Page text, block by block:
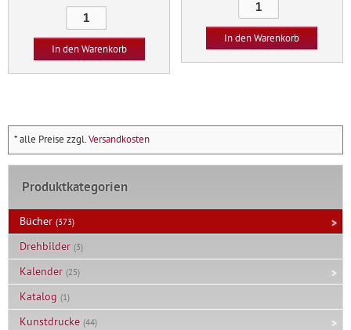
Arithmetik
Menge
In den Warenkorb
12,80 € 6,60 €.
Atsistamokon
I
In den Warenkorb
* alle Preise zzgl.Versandkosten
Produktkategorien
Bücher (373)
Drehbilder (3)
Kalender (25)
Katalog (1)
Kunstdrucke (44)